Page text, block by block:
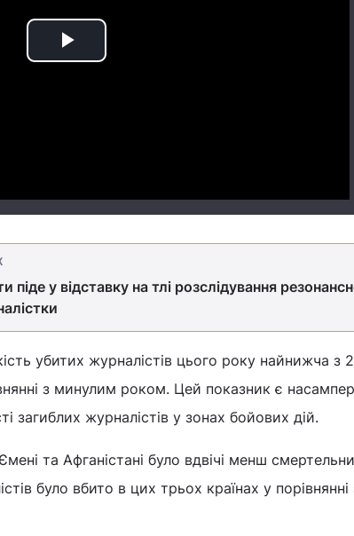
Play
у відставку на тлі розслідування
убитих журналістів цього року найнижча з
з минулим роком. Цей показник є
загиблих журналістів у зонах бойових дій.
та Афганістані було вдвічі менш
було вбито в цих трьох країнах у